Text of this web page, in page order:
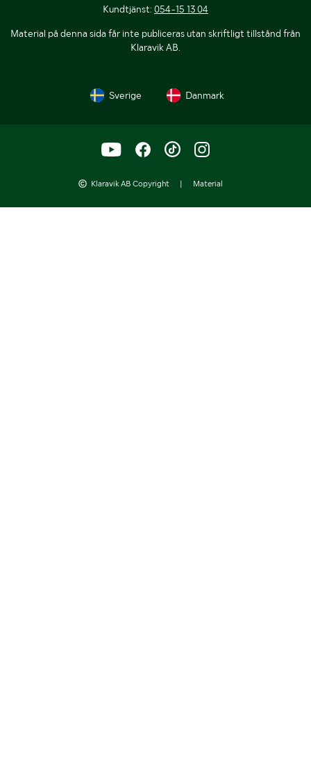
Kundtjänst: 054-15 13 04
Material på denna sida får inte publiceras utan skriftligt tillstånd från
Klaravik AB.
Sverige Danmark
Klaravik AB Copyright | Material